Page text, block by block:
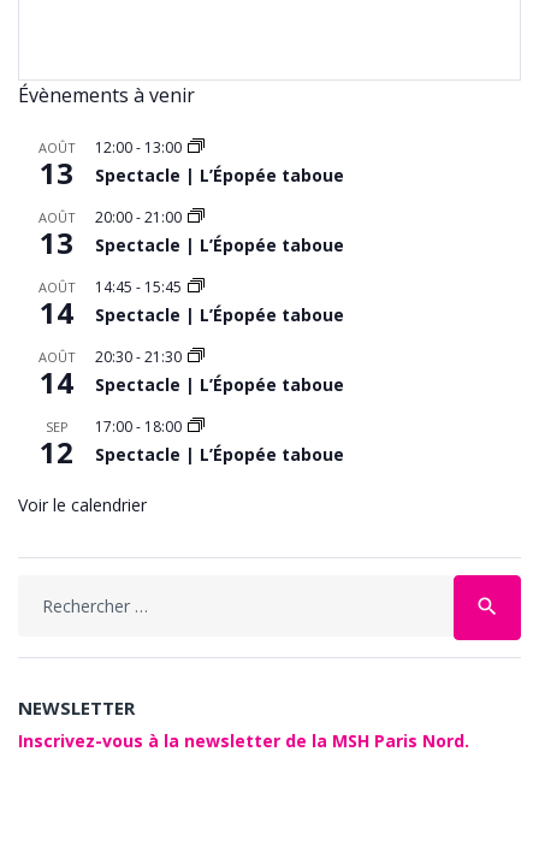
Évènements à venir
AOÛT
13
12:00- 13:00
Spectacle | L’Épopée taboue
AOÛT
13
20:00-21:00
Spectacle | L’Épopée taboue
AOÛT
14
14:45 - 15:45
Spectacle | L’Épopée taboue
AOÛT
14
20:30-21:30
Spectacle | L’Épopée taboue
SEP
12
17:00- 18:00
Spectacle | L’Épopée taboue
Voir le calendrier
search
NEWSLETTER
Inscrivez-vous à la newsletter de la MSH Paris Nord.